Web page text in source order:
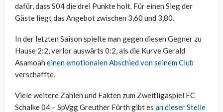
dafür, dass S04 die drei Punkte holt. Für einen Sieg der
Gäste liegt das Angebot zwischen 3,60 und 3,80.
In der letzten Saison spielte man gegen diesen Gegner zu
Hause 2:2, verlor auswärts 0:2, als die Kurve Gerald
Asamoah einen emotionalen Abschied von seinem Club
verschaffte.
Viele weitere Zahlen und Fakten zum Zweitligaspiel FC
Schalke 04 – SpVgg Greuther Fürth gibt es an dieser Stelle